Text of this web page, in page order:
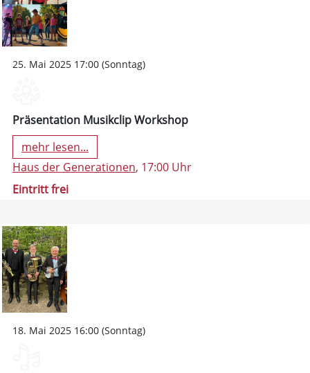
25. Mai 2025 17:00 (Sonntag)
Präsentation Musikclip Workshop
mehr lesen...
Haus der Generationen, 17:00 Uhr
Eintritt frei
18. Mai 2025 16:00 (Sonntag)